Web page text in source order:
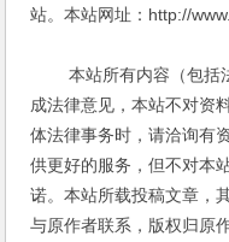
站。本站网址：http://
本站所有内容（包括法
成法律意见，本站不对资
体法律事务时，请洽询有
供更好的服务，但不对本
诺。本站所载投稿文章，
与原作者联系，版权归原